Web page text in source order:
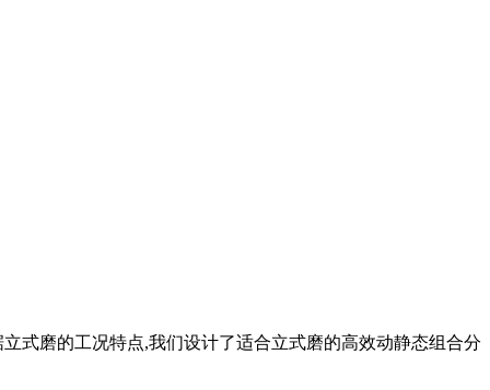
式磨的工况特点,我们设计了适合立式磨的高效动静态组合分